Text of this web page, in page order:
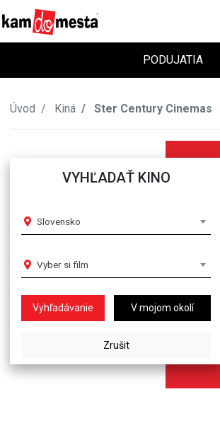
PODUJATIA
Úvod Kiná Ster Century Cinemas
VYHĽADAŤ KINO
Slovensko
Vyber si film
V mojom okolí